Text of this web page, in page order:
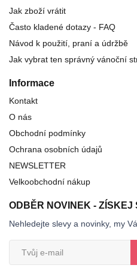
Jak zboží vrátit
Často kladené dotazy - FAQ
Návod k použití, praní a údržbě
Jak vybrat ten správný vánoční
Informace
Kontakt
O nás
Obchodní podmínky
Ochrana osobních údajů
NEWSLETTER
Velkoobchodní nákup
ODBĚR NOVINEK - ZÍSKEJ
Nehledejte slevy a novinky, my